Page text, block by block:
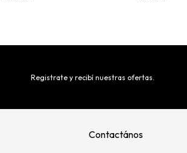
Registrate y recibí nuestras ofertas.
Contactános